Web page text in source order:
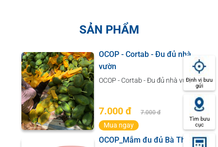
SẢN PHẨM
OCOP - Mắm tôm Ông Náo -
chai 1 lít
OCOP - Mắm tôm Ông Náo - chai 1
69.000 đ 69.000 đ
Mua ngay
OCOP-Tranh đồng Bảy Tuyên
Định vị bưu
gửi
Tìm bưu
cục